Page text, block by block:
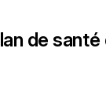
de santé